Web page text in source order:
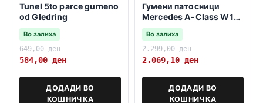
Tunel 5to parce gumeno
od Gledring
Во залиха
649,00ден
584,00 ден
ДОДАДИ ВО
КОШНИЧКА
Гумени патосници
Mercedes A-Class W177
2018->
Во залиха
2.299,00ден
2.069,10 ден
ДОДАДИ ВО
КОШНИЧКА